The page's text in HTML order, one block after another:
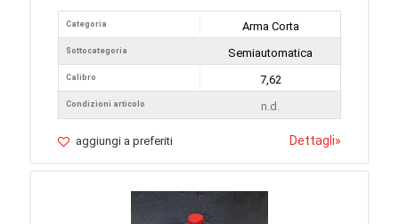
Categoria
Sottocategoria
Calibro
Condizioni articolo
Arma Corta
Semiautomatica
7,62
n.d.
aggiungi a preferiti Dettagli»